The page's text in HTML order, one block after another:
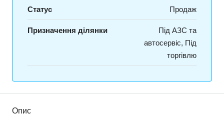
Статус Продаж
Призначення ділянки
Під АЗС та
автосервіс, Під
торгівлю
Опис